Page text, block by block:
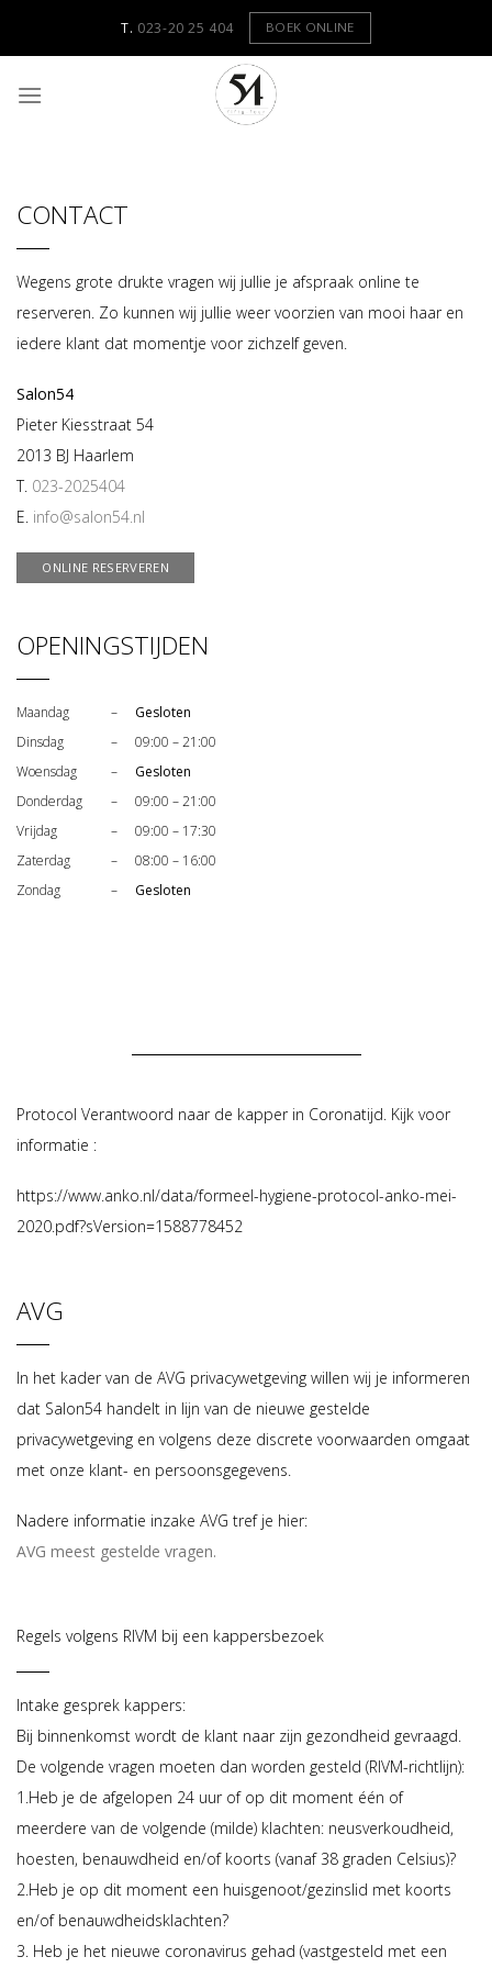
T. 023-20 25 404 BOEK ONLINE
CONTACT
Wegens grote drukte vragen wij jullie je afspraak online te
reserveren. Zo kunnen wij jullie weer voorzien van mooi haar en
iedere klant dat momentje voor zichzelf geven.
Salon54
Pieter Kiesstraat 54
2013 BJ Haarlem
T. 023-2025404
E. info@salon54.nl
ONLINE RESERVEREN
OPENINGSTIJDEN
Maandag –
Gesloten
Dinsdag
–
09:00 – 21:00
Woensdag
–
Gesloten
Donderdag
–
09:00 – 21:00
Vrijdag
–
09:00 – 17:30
Zaterdag
–
08:00 – 16:00
Zondag
– Gesloten
Protocol Verantwoord naar de kapper in Coronatijd. Kijk voor
informatie :
https://www.anko.nl/data/formeel-hygiene-protocol-anko-mei-
2020.pdf?sVersion=1588778452
AVG
In het kader van de AVG privacywetgeving willen wij je informeren
dat Salon54 handelt in lijn van de nieuwe gestelde
privacywetgeving en volgens deze discrete voorwaarden omgaat
met onze klant- en persoonsgegevens.
Nadere informatie inzake AVG tref je hier:
AVG meest gestelde vragen.
Regels volgens RIVM bij een kappersbezoek
Intake gesprek kappers:
Bij binnenkomst wordt de klant naar zijn gezondheid gevraagd.
De volgende vragen moeten dan worden gesteld (RIVM-richtlijn):
1.Heb je de afgelopen 24 uur of op dit moment één of
meerdere van de volgende (milde) klachten: neusverkoudheid,
hoesten, benauwdheid en/of koorts (vanaf 38 graden Celsius)?
2.Heb je op dit moment een huisgenoot/gezinslid met koorts
en/of benauwdheidsklachten?
3. Heb je het nieuwe coronavirus gehad (vastgesteld met een